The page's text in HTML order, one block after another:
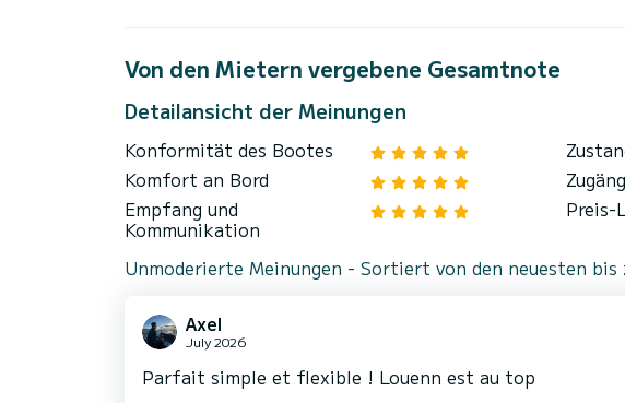
Von den Mietern vergebene Gesamtnote
Detailansicht der Meinungen
Konformität des Bootes
Komfort an Bord
Empfang und
Kommunikation
Preis-
Unmoderierte Meinungen - Sortiert von den neuesten bis
Axel
July 2026
Parfait simple et flexible ! Louenn est au top